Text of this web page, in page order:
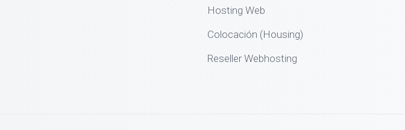
Hosting Web
Colocación (Housing)
Reseller Webhosting